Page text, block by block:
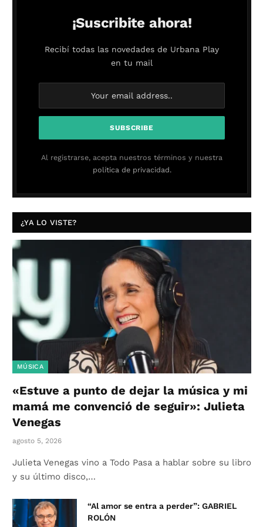
¡Suscribite ahora!
Recibí todas las novedades de Urbana Play
en tu mail
Al registrarse, acepta nuestros términos y nuestra
política de privacidad.
¿YA LO VISTE?
MÚSICA
«Estuve a punto de dejar la música y mi
mamá me convenció de seguir»: Julieta
Venegas
agosto 5, 2026
Julieta Venegas vino a Todo Pasa a hablar sobre su libro
y su último disco,…
“Al amor se entra a perder”: GABRIEL
ROLÓN